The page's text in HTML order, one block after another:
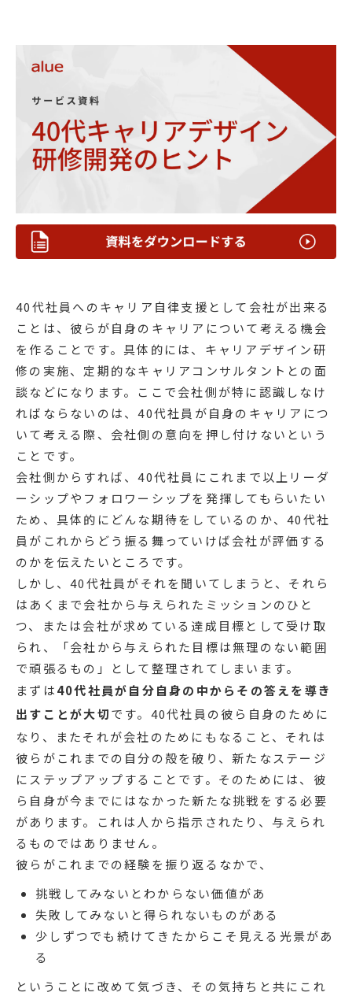
40代社員へのキャリア自律支援として会社が出来る
ことは、彼らが自身のキャリアについて考える機会
を作ることです。具体的には、キャリアデザイン研
修の実施、定期的なキャリアコンサルタントとの面
談などになります。ここで会社側が特に認識しなけ
ればならないのは、40代社員が自身のキャリアにつ
いて考える際、会社側の意向を押し付けないという
ことです。
会社側からすれば、40代社員にこれまで以上リーダ
ーシップやフォロワーシップを発揮してもらいたい
ため、具体的にどんな期待をしているのか、40代社
員がこれからどう振る舞っていけば会社が評価する
のかを伝えたいところです。
しかし、40代社員がそれを聞いてしまうと、それら
はあくまで会社から与えられたミッションのひと
つ、または会社が求めている達成目標として受け取
られ、「会社から与えられた目標は無理のない範囲
で頑張るもの」として整理されてしまいます。
まずは40代社員が自分自身の中からその答えを導き
出すことが大切です。40代社員の彼ら自身のために
なり、またそれが会社のためにもなること、それは
彼らがこれまでの自分の殻を破り、新たなステージ
にステップアップすることです。そのためには、彼
ら自身が今までにはなかった新たな挑戦をする必要
があります。これは人から指示されたり、与えられ
るものではありません。
彼らがこれまでの経験を振り返るなかで、
挑戦してみないとわからない価値があ
失敗してみないと得られないものがある
少しずつでも続けてきたからこそ見える光景があ
る
ということに改めて気づき、その気持ちと共にこれ